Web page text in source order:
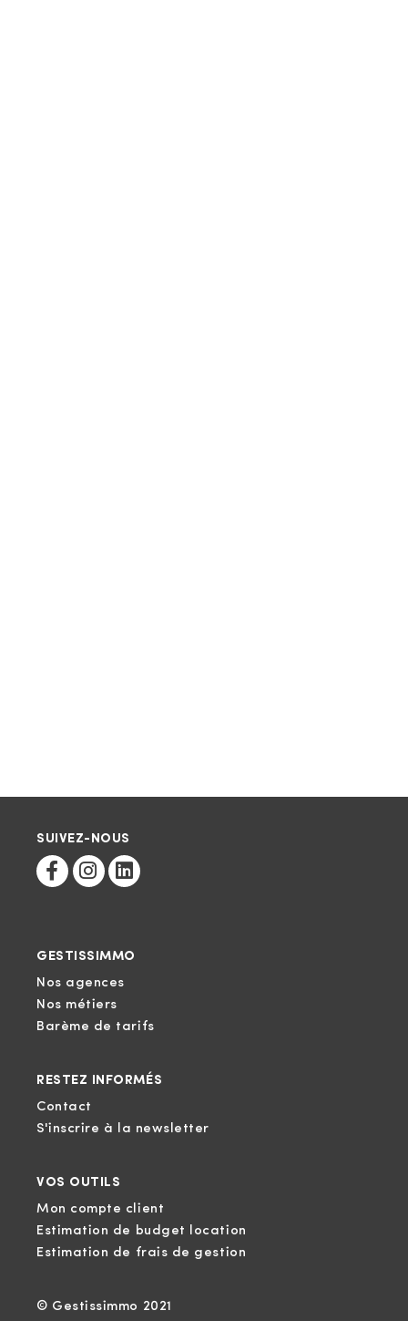
SUIVEZ-NOUS
GESTISSIMMO
Nos agences
Nos métiers
Barème de tarifs
RESTEZ INFORMÉS
Contact
S'inscrire à la newsletter
VOS OUTILS
Mon compte client
Estimation de budget location
Estimation de frais de gestion
© Gestissimmo 2021